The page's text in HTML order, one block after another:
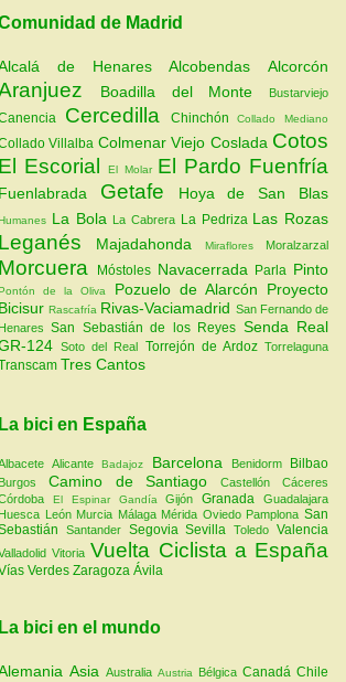
de Madrid
de HenaresAlcobendas Alcorcón
Boadilla del Monte Bustarviejo
Cercedilla ChinchónCollado Mediano
Villalba Colmenar Viejo Coslada Cotos
El EscorialEl Molar El Pardo Fuenfría
Fuenlabrada Getafe Hoya de San Blas
La Bola La Cabrera La Pedriza Las Rozas
Leganés Majadahonda Miraflores Moralzarzal
Morcuera Móstoles Navacerrada Parla Pinto
de la Oliva Pozuelo de Alarcón Proyecto
BicisurRascafría Rivas-Vaciamadrid San Fernando de
HenaresSan Sebastián de los Reyes Senda Real
124Soto del Real Torrejón de ArdozTorrelaguna
Tres Cantos
La bici en España
AlicanteBadajoz Barcelona Benidorm Bilbao
Burgos Camino de SantiagoCastellónCáceres
El Espinar GandíaGijónGranadaGuadalajara
Huesca León Murcia Málaga Mérida Oviedo PamplonaSan
Santander SegoviaSevillaToledoValencia
Vitoria Vuelta Ciclista a España
Verdes Zaragoza Ávila
La bici en el mundo
Asia Australia Austria Bélgica Canadá Chile